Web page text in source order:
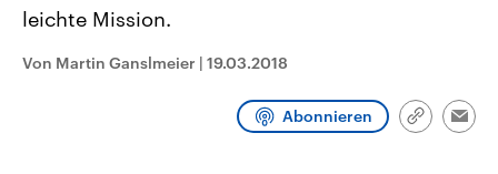
Umfragen, Prognosen,
und Hintergründe zu den Parteien
und Kandidaten der anstehenden
Sendungen Programm Podcasts
leichte Mission.
Von Martin Ganslmeier | 19.03.2018
Abonnieren
Link